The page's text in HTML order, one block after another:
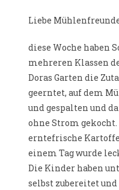
Liebe
diese Woche haben
mehreren Klassen
Doras Garten die
geerntet, auf dem
und gespalten und
ohne Strom gekocht.
erntefrische
einem Tag wurde
Die Kinder haben
selbst zubereitet